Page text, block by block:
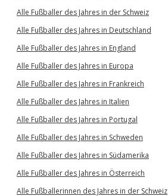
Alle Fußballer des Jahres in der Schweiz
Alle Fußballer des Jahres in Deutschland
Alle Fußballer des Jahres in England
Alle Fußballer des Jahres in Europa
Alle Fußballer des Jahres in Frankreich
Alle Fußballer des Jahres in Italien
Alle Fußballer des Jahres in Portugal
Alle Fußballer des Jahres in Schweden
Alle Fußballer des Jahres in Südamerika
Alle Fußballer des Jahres in Österreich
Alle Fußballerinnen des Jahres in der Schweiz